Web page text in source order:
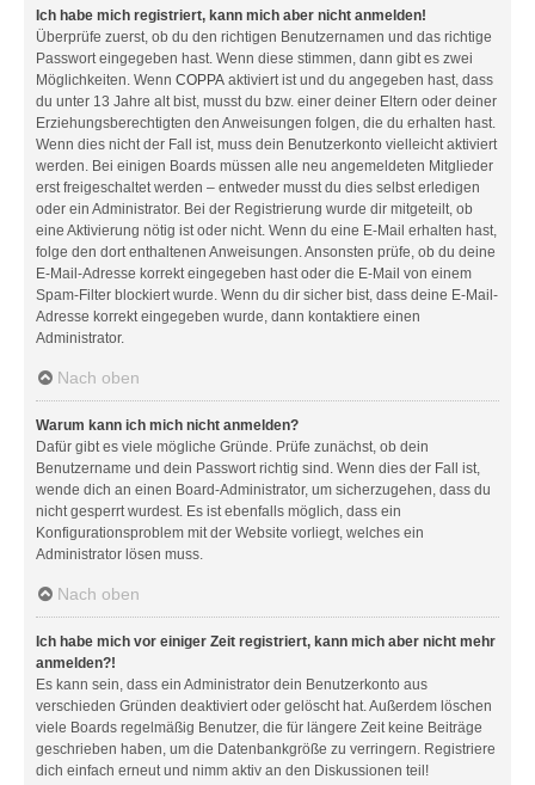
Ich habe mich registriert, kann mich aber nicht anmelden!
Überprüfe zuerst, ob du den richtigen Benutzernamen und das richtige
Passwort eingegeben hast. Wenn diese stimmen, dann gibt es zwei
Möglichkeiten. Wenn COPPA aktiviert ist und du angegeben hast, dass
du unter 13 Jahre alt bist, musst du bzw. einer deiner Eltern oder deiner
Erziehungsberechtigten den Anweisungen folgen, die du erhalten hast.
Wenn dies nicht der Fall ist, muss dein Benutzerkonto vielleicht aktiviert
werden. Bei einigen Boards müssen alle neu angemeldeten Mitglieder
erst freigeschaltet werden – entweder musst du dies selbst erledigen
oder ein Administrator. Bei der Registrierung wurde dir mitgeteilt, ob
eine Aktivierung nötig ist oder nicht. Wenn du eine E-Mail erhalten hast,
folge den dort enthaltenen Anweisungen. Ansonsten prüfe, ob du deine
E-Mail-Adresse korrekt eingegeben hast oder die E-Mail von einem
Spam-Filter blockiert wurde. Wenn du dir sicher bist, dass deine E-Mail-
Adresse korrekt eingegeben wurde, dann kontaktiere einen
Administrator.
Nach oben
Warum kann ich mich nicht anmelden?
Dafür gibt es viele mögliche Gründe. Prüfe zunächst, ob dein
Benutzername und dein Passwort richtig sind. Wenn dies der Fall ist,
wende dich an einen Board-Administrator, um sicherzugehen, dass du
nicht gesperrt wurdest. Es ist ebenfalls möglich, dass ein
Konfigurationsproblem mit der Website vorliegt, welches ein
Administrator lösen muss.
Nach oben
Ich habe mich vor einiger Zeit registriert, kann mich aber nicht mehr
anmelden?!
Es kann sein, dass ein Administrator dein Benutzerkonto aus
verschieden Gründen deaktiviert oder gelöscht hat. Außerdem löschen
viele Boards regelmäßig Benutzer, die für längere Zeit keine Beiträge
geschrieben haben, um die Datenbankgröße zu verringern. Registriere
dich einfach erneut und nimm aktiv an den Diskussionen teil!